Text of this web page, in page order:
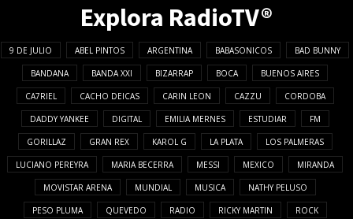
Explora RadioTV®
9 DE JULIO ABEL PINTOS ARGENTINA BABASONICOS BAD BUNNY
BANDANA BANDA XXI BIZARRAP BOCA BUENOS AIRES
CA7RIEL CACHO DEICAS CARIN LEON CAZZU CORDOBA
DADDY YANKEE DIGITAL EMILIA MERNES ESTUDIAR FM
GORILLAZ GRAN REX KAROL G LA PLATA LOS PALMERAS
LUCIANO PEREYRA MARIA BECERRA MESSI MEXICO MIRANDA
MOVISTAR ARENA MUNDIAL MUSICA NATHY PELUSO
PESO PLUMA QUEVEDO RADIO RICKY MARTIN ROCK